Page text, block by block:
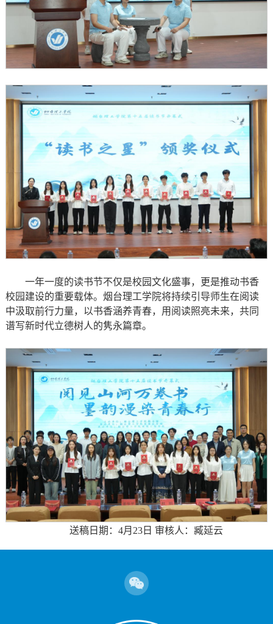
一年一度的读书节不仅是校园文化盛事，更是推动书香
校园建设的重要载体。烟台理工学院将持续引导师生在阅读
中汲取前行力量，以书香涵养青春，用阅读照亮未来，共同
谱写新时代立德树人的隽永篇章。
送稿日期：4月23日 审核人：臧延云